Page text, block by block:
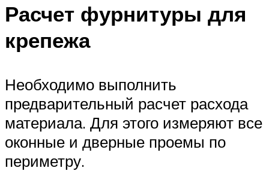
Расчет фурнитуры для
крепежа
Необходимо выполнить
предварительный расчет расхода
материала. Для этого измеряют все
оконные и дверные проемы по
периметру.